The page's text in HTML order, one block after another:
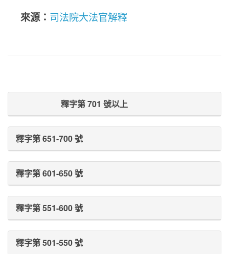
來源： 司法院大法官解釋
Prev Post Next Post
釋字第 701 號以上
釋字第 651-700 號
釋字第 601-650 號
釋字第 551-600 號
釋字第 501-550 號